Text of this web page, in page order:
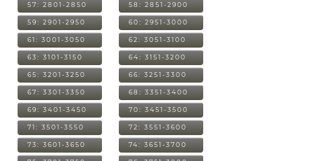
57: 2801-2850 58: 2851-2900
59: 2901-2950 60: 2951-3000
61: 3001-3050 62: 3051-3100
63: 3101-3150 64: 3151-3200
65: 3201-3250 66: 3251-3300
67: 3301-3350 68: 3351-3400
69: 3401-3450 70: 3451-3500
71: 3501-3550 72: 3551-3600
73: 3601-3650 74: 3651-3700